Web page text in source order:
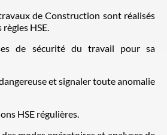
de Construction sont réalisés
HSE.
de sécurité du travail pour sa
et signaler toute anomalie
HSE régulières.